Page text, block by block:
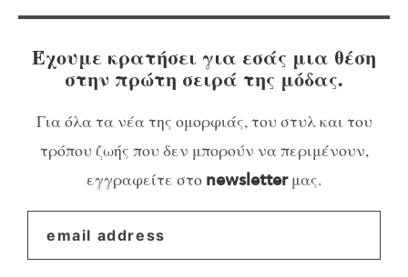
Έχουμε κρατήσει για εσάς μια θέση
στην πρώτη σειρά της μόδας.
Για όλα τα νέα της ομορφιάς, του στυλ και του
τρόπου ζωής που δεν μπορούν να περιμένουν,
εγγραφείτε στο newsletterμας.